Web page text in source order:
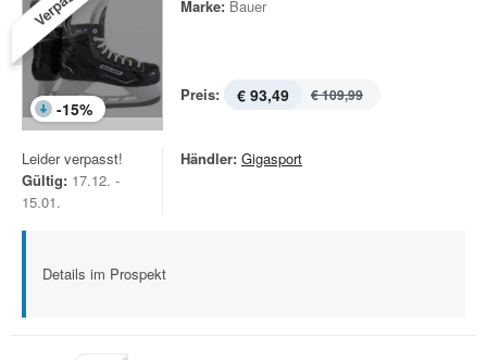
-15%
Marke: Bauer
Preis: € 93,49 € 109,99
Leider verpasst!
Gültig: 17.12. -
15.01.
Händler: Gigasport
Details im Prospekt